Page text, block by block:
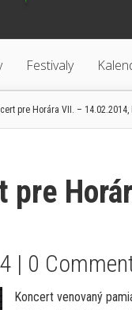
Festivaly
pre Horára VII. – 14.02.2014,
pre
| 0
Koncert venovaný